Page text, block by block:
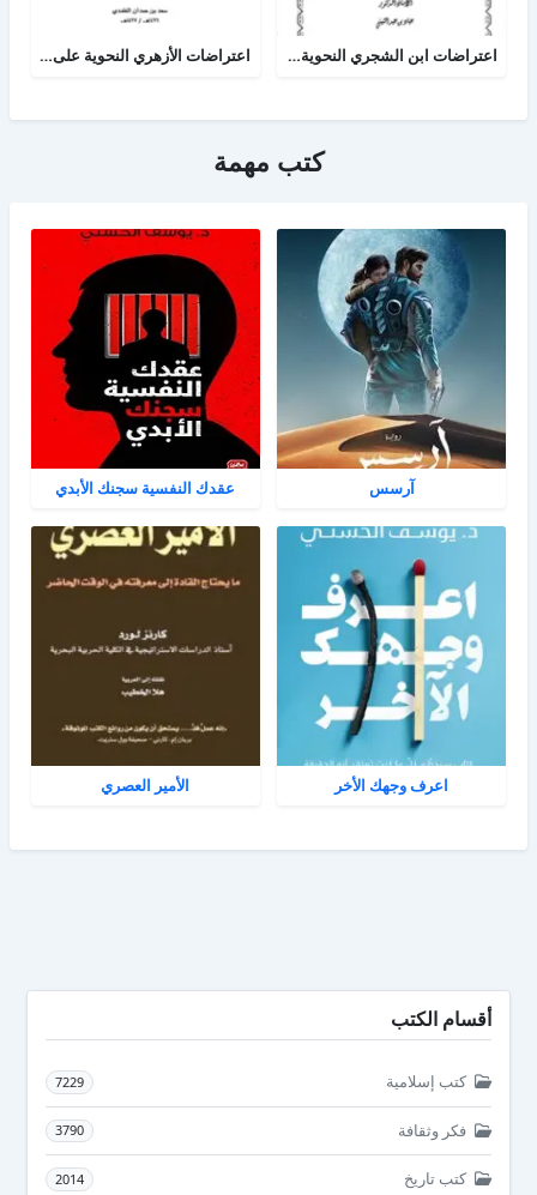
اعتراضات ابن الشجري النحوية على النحويين في الامالي عرض ودراسة اعتراضات الأزهري النحوية على ابن هشام في التصريح بمضمون التوضيح
كتب مهمة
آرسس عقدك النفسية سجنك الأبدي
اعرف وجهك الأخر الأمير العصري
أقسام الكتب
كتب إسلامية 7229
فكر وثقافة 3790
كتب تاريخ 2014